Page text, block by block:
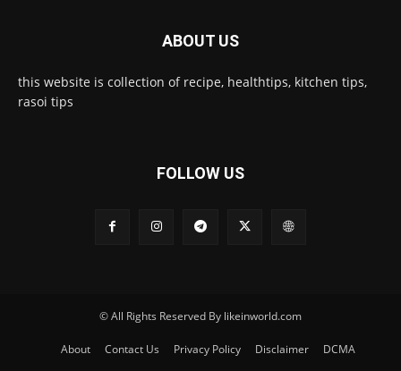
ABOUT US
this website is collection of recipe, healthtips, kitchen tips,
rasoi tips
FOLLOW US
© All Rights Reserved By likeinworld.com
About Contact Us Privacy Policy Disclaimer DCMA